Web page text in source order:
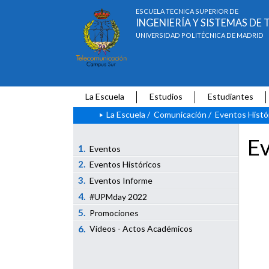
ESCUELA TÉCNICA SUPERIOR DE
INGENIERÍA Y SISTEMAS
UNIVERSIDAD POLITÉCNICA DE MADRID
La Escuela Estudios
Estudiantes
La Escuela / Comunicación / Eventos
1. Eventos
2. Eventos Históricos
3. Eventos Informe
4. #UPMday 2022
5. Promociones
6. Vídeos - Actos Académicos